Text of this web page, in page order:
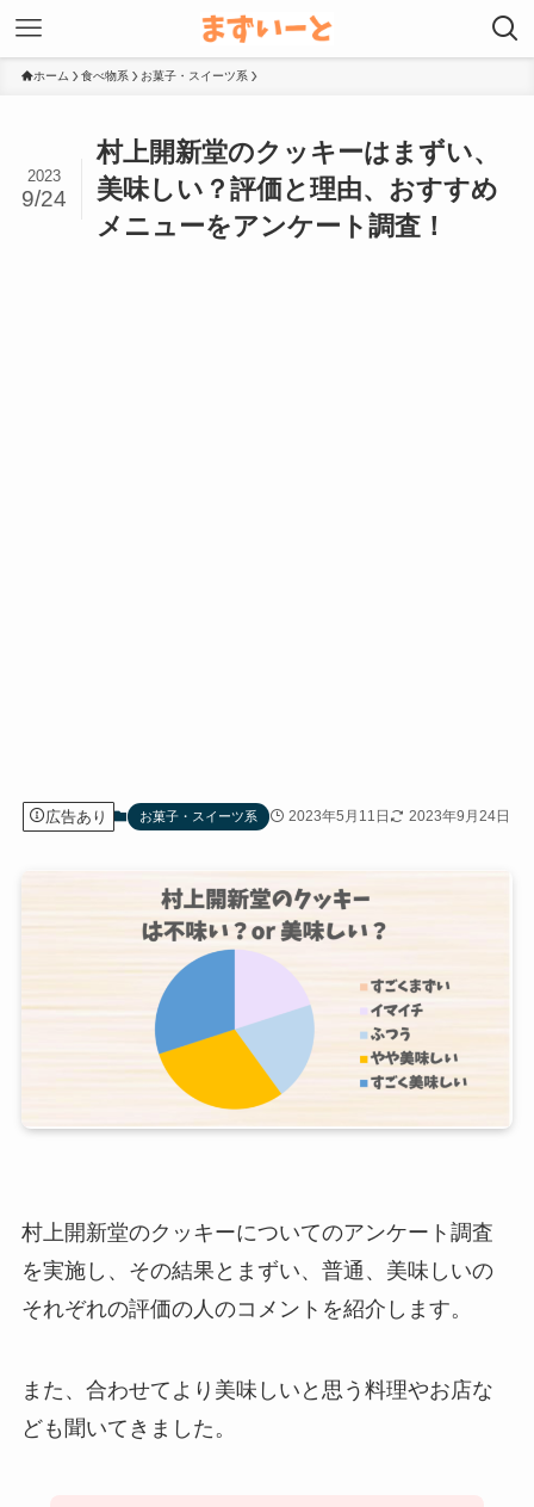
ホーム 食べ物系 お菓子・スイーツ系
村上開新堂のクッキーはまずい、
美味しい？評価と理由、おすすめ
メニューをアンケート調査！
2023
9/24
広告あり お菓子・スイーツ系 2023年5月11日 2023年9月24日
村上開新堂のクッキーについてのアンケート調査
を実施し、その結果とまずい、普通、美味しいの
それぞれの評価の人のコメントを紹介します。
また、合わせてより美味しいと思う料理やお店な
ども聞いてきました。